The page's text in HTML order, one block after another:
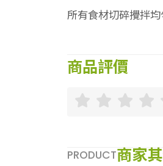
所有食材切碎攪拌
商品評價
PRODUCT商家